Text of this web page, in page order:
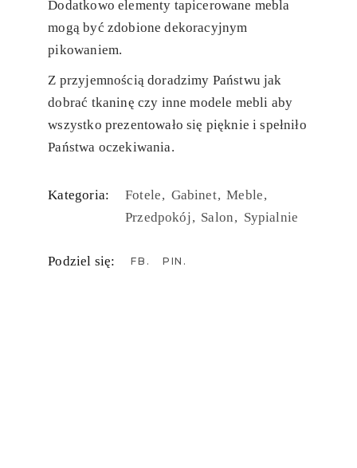
Dodatkowo elementy tapicerowane mebla
mogą być zdobione dekoracyjnym
pikowaniem.
Z przyjemnością doradzimy Państwu jak
dobrać tkaninę czy inne modele mebli aby
wszystko prezentowało się pięknie i spełniło
Państwa oczekiwania.
Kategoria: Fotele Gabinet Meble
Przedpokój Salon Sypialnie
Podziel się: FB PIN